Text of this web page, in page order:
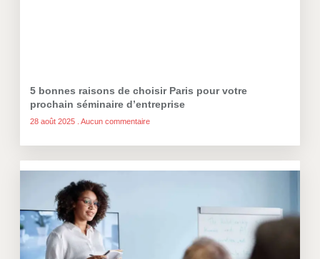
5 bonnes raisons de choisir Paris pour votre
prochain séminaire d’entreprise
28 août 2025 Aucun commentaire